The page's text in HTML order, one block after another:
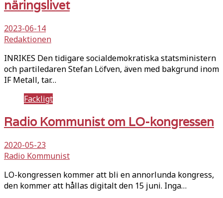
näringslivet
2023-06-14
Redaktionen
INRIKES Den tidigare socialdemokratiska statsministern
och partiledaren Stefan Löfven, även med bakgrund inom
IF Metall, tar…
Fackligt
Radio Kommunist om LO-kongressen
2020-05-23
Radio Kommunist
LO-kongressen kommer att bli en annorlunda kongress,
den kommer att hållas digitalt den 15 juni. Inga…